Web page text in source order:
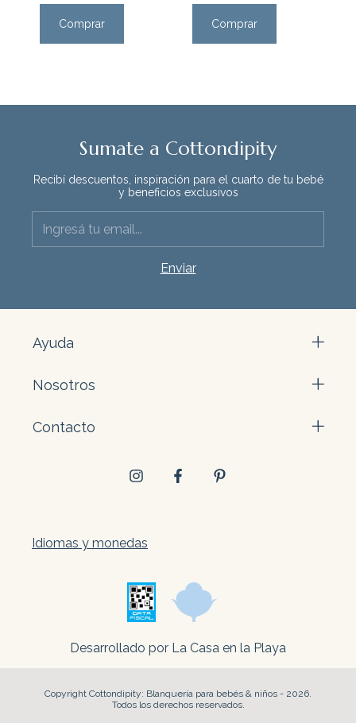
Sumate a Cottondipity
Recibí descuentos, inspiración para el cuarto de tu bebé
y beneficios exclusivos
Ayuda
Nosotros
Contacto
Idiomas y monedas
Desarrollado por La Casa en la Playa
Copyright Cottondipity: Blanquería para bebés & niños - 2026.
Todos los derechos reservados.